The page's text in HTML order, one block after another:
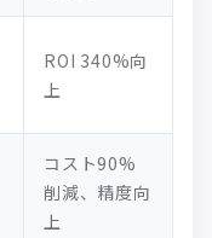
ROI 340%向
上
コスト90%
削減、精度向
上